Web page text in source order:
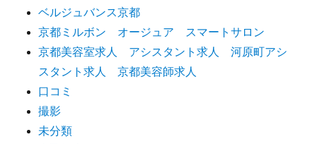
ベルジュバンス京都
京都ミルボン オージュア スマートサロン
京都美容室求人 アシスタント求人 河原町アシ
スタント求人 京都美容師求人
口コミ
撮影
未分類